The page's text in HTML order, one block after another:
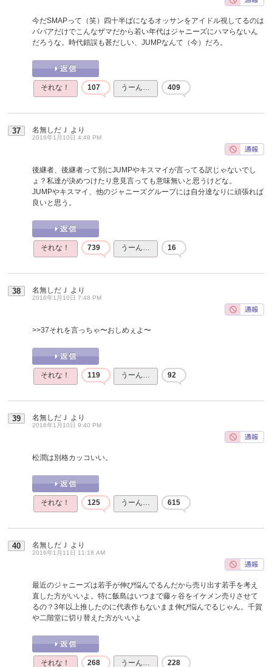
今だSMAPって（笑）四十半ばになるオッサンをアイドル視してるのは
ババアだけでこんなザマだから若い年代はジャニーズにハマらないん
だろうな。時代錯誤も甚だしい、JUMPなんて（今）だろ。
それな！ 107 うーん… 409
37 名無しだＪ より
2016年1月10日 4:48 PM
後継者、後継者って別にJUMPやキスマイが言ってる訳じゃないでし
ょ？私達が決めつけたり意見言っても意味無いと思うけどな。
JUMPやキスマイ、他のジャニーズグループには自分達なりに頑張れば
良いと思う。
それな！ 739 うーん… 16
38 名無しだＪ より
2016年1月10日 7:48 PM
>>37それを言っちゃ〜おしめぇよ〜
それな！ 119 うーん… 92
39 名無しだＪ より
2016年1月10日 9:40 PM
松潤は別格カッコいい。
それな！ 125 うーん… 615
40 名無しだＪ より
2016年1月11日 11:18 AM
最近のジャニーズは若手が伸び悩んでるんだから売り出す若手を考え
直した方がいいよ。特に飯島はいつまで藤ヶ谷をイケメン売りさせて
るの？3年以上推したのに代表作もないまま伸び悩んでるじゃん。千賀
や二階堂に切り替えた方がいいよ
それな！ 268 うーん… 228